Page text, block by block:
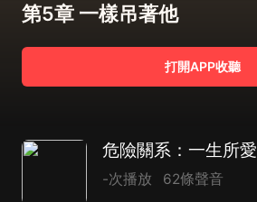
第5章 一樣吊著他
打開APP收聽
危險關系：一生所愛
-次播放 62條聲音